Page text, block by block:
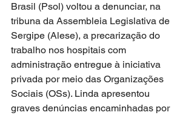
Brasil (Psol) voltou a denunciar, na
tribuna da Assembleia Legislativa de
Sergipe (Alese), a precarização do
trabalho nos hospitais com
administração entregue à iniciativa
privada por meio das Organizações
Sociais (OSs). Linda apresentou
graves denúncias encaminhadas por